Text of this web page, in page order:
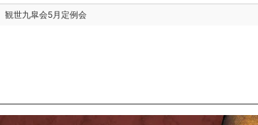
観世九皐会5月定例会